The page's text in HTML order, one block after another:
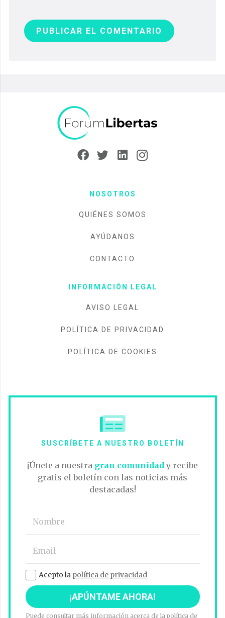
PUBLICAR EL COMENTARIO
NOSOTROS
QUIÉNES SOMOS
AYÚDANOS
CONTACTO
INFORMACIÓN LEGAL
AVISO LEGAL
POLÍTICA DE PRIVACIDAD
POLÍTICA DE COOKIES
SUSCRÍBETE A NUESTRO BOLETÍN
¡Únete a nuestra gran comunidady recibe
gratis el boletín con las noticias más
destacadas!
Acepto la política de privacidad
Puede consultar más información acerca de la política de